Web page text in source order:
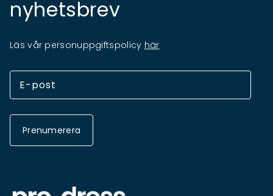
nyhetsbrev
Läs vår personuppgiftspolicy här
Prenumerera